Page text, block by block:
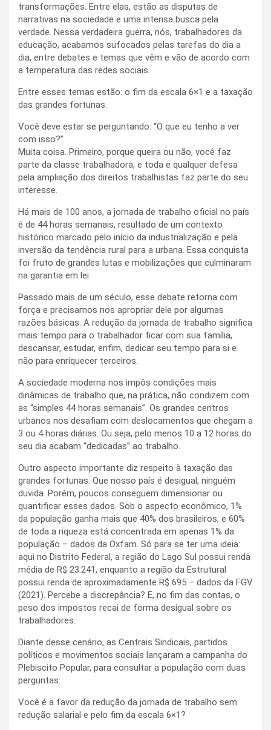
transformações. Entre elas, estão as disputas de
narrativas na sociedade e uma intensa busca pela
verdade. Nessa verdadeira guerra, nós, trabalhadores da
educação, acabamos sufocados pelas tarefas do dia a
dia, entre debates e temas que vêm e vão de acordo com
a temperatura das redes sociais.
Entre esses temas estão: o fim da escala 6×1 e a taxação
das grandes fortunas.
Você deve estar se perguntando: “O que eu tenho a ver
com isso?”
Muita coisa. Primeiro, porque queira ou não, você faz
parte da classe trabalhadora, e toda e qualquer defesa
pela ampliação dos direitos trabalhistas faz parte do seu
interesse.
Há mais de 100 anos, a jornada de trabalho oficial no país
é de 44 horas semanais, resultado de um contexto
histórico marcado pelo início da industrialização e pela
inversão da tendência rural para a urbana. Essa conquista
foi fruto de grandes lutas e mobilizações que culminaram
na garantia em lei.
Passado mais de um século, esse debate retorna com
força e precisamos nos apropriar dele por algumas
razões básicas. A redução da jornada de trabalho significa
mais tempo para o trabalhador ficar com sua família,
descansar, estudar, enfim, dedicar seu tempo para si e
não para enriquecer terceiros.
A sociedade moderna nos impôs condições mais
dinâmicas de trabalho que, na prática, não condizem com
as “simples 44 horas semanais”. Os grandes centros
urbanos nos desafiam com deslocamentos que chegam a
3 ou 4 horas diárias. Ou seja, pelo menos 10 a 12 horas do
seu dia acabam “dedicadas” ao trabalho.
Outro aspecto importante diz respeito à taxação das
grandes fortunas. Que nosso país é desigual, ninguém
duvida. Porém, poucos conseguem dimensionar ou
quantificar esses dados. Sob o aspecto econômico, 1%
da população ganha mais que 40% dos brasileiros, e 60%
de toda a riqueza está concentrada em apenas 1% da
população – dados da Oxfam. Só para se ter uma ideia:
aqui no Distrito Federal, a região do Lago Sul possui renda
média de R$ 23.241, enquanto a região da Estrutural
possui renda de aproximadamente R$ 695 – dados da FGV
(2021). Percebe a discrepância? E, no fim das contas, o
peso dos impostos recai de forma desigual sobre os
trabalhadores.
Diante desse cenário, as Centrais Sindicais, partidos
políticos e movimentos sociais lançaram a campanha do
Plebiscito Popular, para consultar a população com duas
perguntas:
Você é a favor da redução da jornada de trabalho sem
redução salarial e pelo fim da escala 6×1?